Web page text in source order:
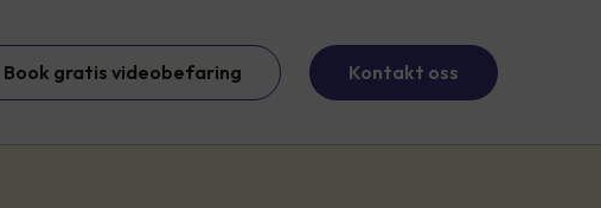
Book gratis videobefaring Kontakt oss